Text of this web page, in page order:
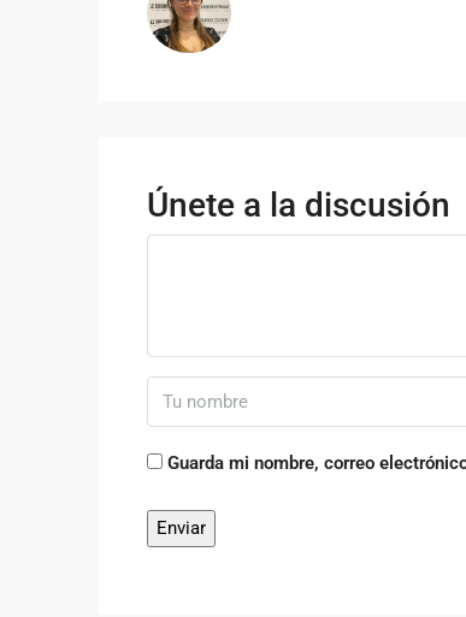
Únete a la discusión
Guarda mi nombre, correo